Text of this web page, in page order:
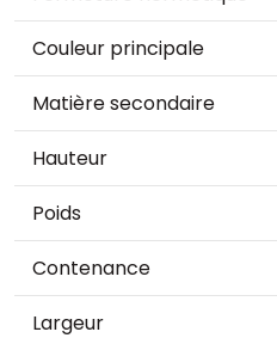
Couleur principale
Matière secondaire
Hauteur
Poids
Contenance
Largeur